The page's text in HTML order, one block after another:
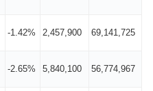
-1.42% 2,457,900 69,141,725
-2.65% 5,840,100 56,774,967